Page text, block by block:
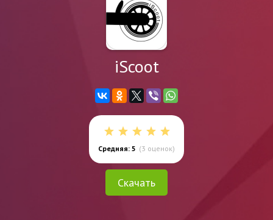
iScoot
Средняя: 5 (3 оценок)
Скачать